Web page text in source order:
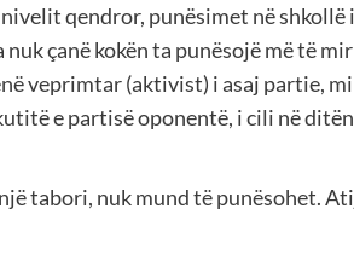
qendror, punësimet në shkollë
çanë kokën ta punësojë më të
veprimtar (aktivist) i asaj partie,
e partisë oponentë, i cili në ditën
tabori, nuk mund të punësohet.